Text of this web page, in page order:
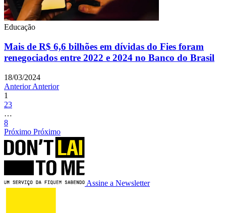
Educação
Mais de R$ 6,6 bilhões em dívidas do Fies foram
renegociados entre 2022 e 2024 no Banco do Brasil
18/03/2024
AnteriorAnterior
1
23
…
8
Próximo Próximo
Assine a Newsletter